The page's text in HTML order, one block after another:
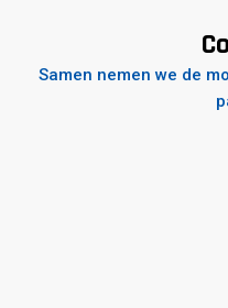
Samen nemen we de